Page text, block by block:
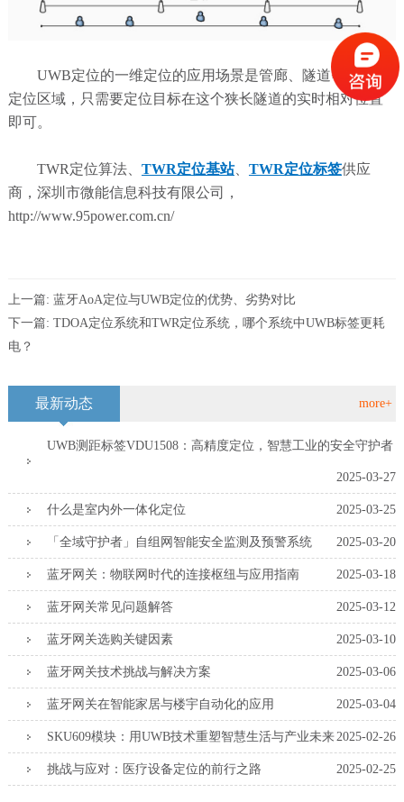
UWB定位的一维定位的应用场景是管廊、隧道等狭长的
定位区域，只需要定位目标在这个狭长隧道的实时相对位置
即可。
TWR定位算法、 TWR定位基站、 TWR定位标签供应
商，深圳市微能信息科技有限公司，
http://www.95power.com.cn/
上一篇: 蓝牙AoA定位与UWB定位的优势、劣势对比
下一篇: TDOA定位系统和TWR定位系统，哪个系统中UWB标签更耗
电？
最新动态 more+
UWB测距标签VDU1508：高精度定位，智慧工业的安全守护者
2025-03-27
什么是室内外一体化定位 2025-03-25
「全域守护者」自组网智能安全监测及预警系统 2025-03-20
蓝牙网关：物联网时代的连接枢纽与应用指南 2025-03-18
蓝牙网关常见问题解答 2025-03-12
蓝牙网关选购关键因素 2025-03-10
蓝牙网关技术挑战与解决方案 2025-03-06
蓝牙网关在智能家居与楼宇自动化的应用 2025-03-04
SKU609模块：用UWB技术重塑智慧生活与产业未来 2025-02-26
挑战与应对：医疗设备定位的前行之路 2025-02-25